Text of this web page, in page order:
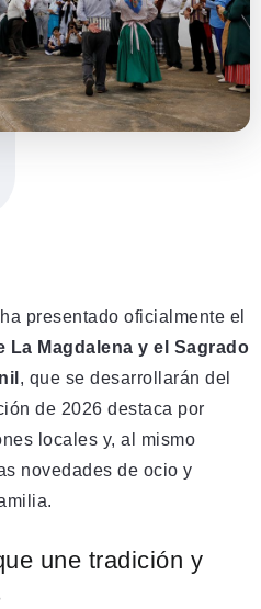
ha presentado oficialmente el
La Magdalena y el Sagrado
, que se desarrollarán del
de 2026 destaca por
locales y, al mismo
novedades de ocio y
une tradición y